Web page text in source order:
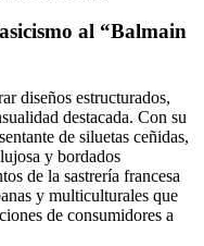
al “Balmain
diseños estructurados,
destacada. Con su
de siluetas ceñidas,
y bordados
de la sastrería francesa
y multiculturales que
de consumidores a